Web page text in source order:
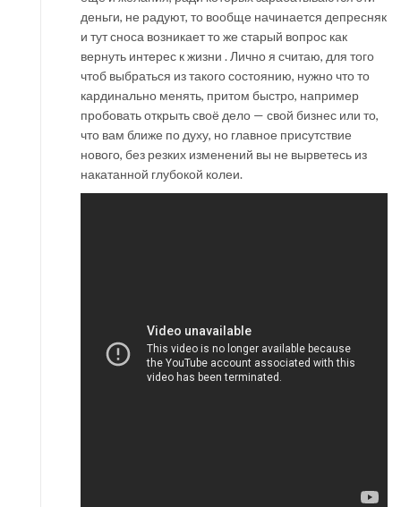
деньги, не радуют, то вообще начинается депресняк
и тут сноса возникает то же старый вопрос как
вернуть интерес к жизни . Лично я считаю, для того
чтоб выбраться из такого состоянию, нужно что то
кардинально менять, притом быстро, например
пробовать открыть своё дело — свой бизнес или то,
что вам ближе по духу, но главное присутствие
нового, без резких изменений вы не вырветесь из
накатанной глубокой колеи.